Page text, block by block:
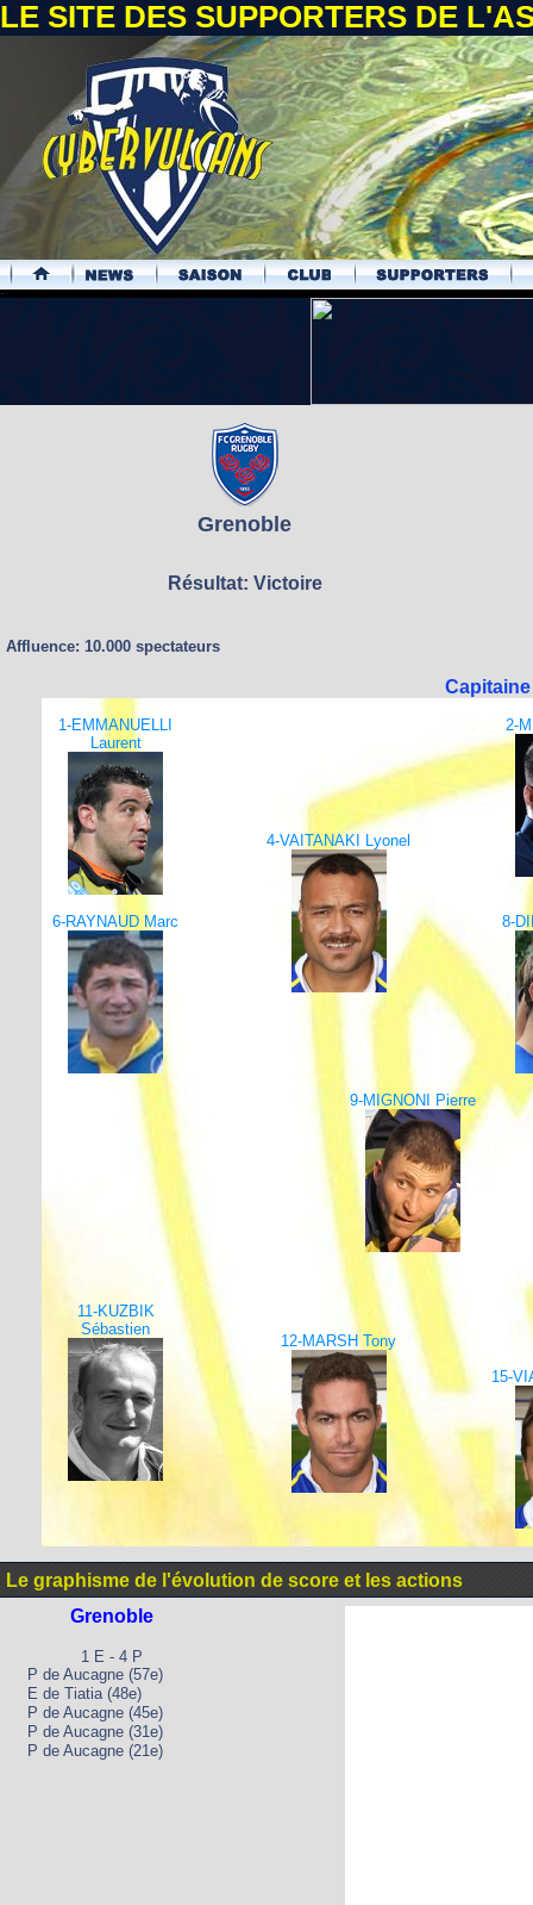
LE SITE DES SUPPORTERS DE
.
Grenoble
Résultat: Victoire
Affluence: 10.000 spectateurs
Capitaine
1-EMMANUELLI
Laurent
2-
4-VAITANAKI Lyonel
6-RAYNAUD Marc 8-
9-MIGNONI Pierre
11-KUZBIK
Sébastien
12-MARSH Tony
15-
Le graphisme de l'évolution de score et les actions
Grenoble
1 E - 4 P
P de Aucagne (57e)
E de Tiatia (48e)
P de Aucagne (45e)
P de Aucagne (31e)
P de Aucagne (21e)